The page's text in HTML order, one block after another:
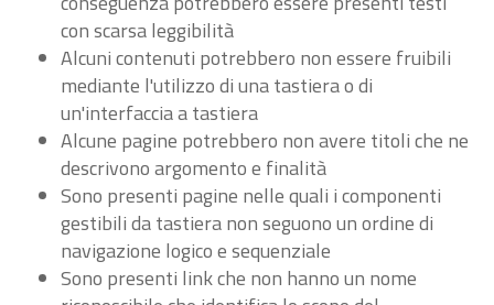
con scarsa leggibilità
Alcuni contenuti potrebbero non essere fruibili
mediante l'utilizzo di una tastiera o di
un'interfaccia a tastiera
Alcune pagine potrebbero non avere titoli che ne
descrivono argomento e finalità
Sono presenti pagine nelle quali i componenti
gestibili da tastiera non seguono un ordine di
navigazione logico e sequenziale
Sono presenti link che non hanno un nome